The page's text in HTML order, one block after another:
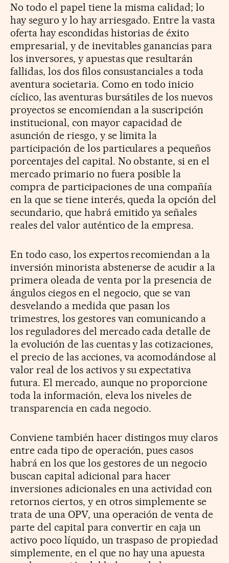
No todo el papel tiene la misma calidad; lo
hay seguro y lo hay arriesgado. Entre la vasta
oferta hay escondidas historias de éxito
empresarial, y de inevitables ganancias para
los inversores, y apuestas que resultarán
fallidas, los dos filos consustanciales a toda
aventura societaria. Como en todo inicio
cíclico, las aventuras bursátiles de los nuevos
proyectos se encomiendan a la suscripción
institucional, con mayor capacidad de
asunción de riesgo, y se limita la
participación de los particulares a pequeños
porcentajes del capital. No obstante, si en el
mercado primario no fuera posible la
compra de participaciones de una compañía
en la que se tiene interés, queda la opción del
secundario, que habrá emitido ya señales
reales del valor auténtico de la empresa.
En todo caso, los expertos recomiendan a la
inversión minorista abstenerse de acudir a la
primera oleada de venta por la presencia de
ángulos ciegos en el negocio, que se van
desvelando a medida que pasan los
trimestres, los gestores van comunicando a
los reguladores del mercado cada detalle de
la evolución de las cuentas y las cotizaciones,
el precio de las acciones, va acomodándose al
valor real de los activos y su expectativa
futura. El mercado, aunque no proporcione
toda la información, eleva los niveles de
transparencia en cada negocio.
Conviene también hacer distingos muy claros
entre cada tipo de operación, pues casos
habrá en los que los gestores de un negocio
buscan capital adicional para hacer
inversiones adicionales en una actividad con
retornos ciertos, y en otros simplemente se
trata de una OPV, una operación de venta de
parte del capital para convertir en caja un
activo poco líquido, un traspaso de propiedad
simplemente, en el que no hay una apuesta